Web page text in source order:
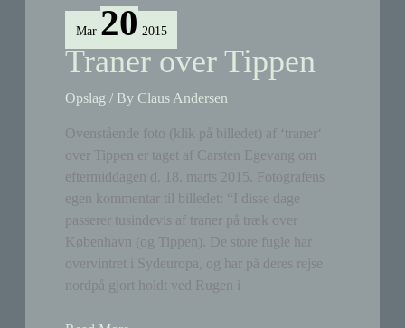
Sommerfugleengen
Mar 20 2015
Traner over Tippen
Opslag / ByClaus Andersen
Ovenstående foto (klik på billedet) af ‘traner‘
over Tippen er taget af Carsten Egevang om
eftermiddagen d. 18. marts 2015. Fotografens
egen kommentar til billedet: “I disse dage
passerer tusindevis af traner på træk over
København (og Tippen). De store fugle har
overvintret i Sydeuropa, og har på deres rejse
nordpå gjort holdt ved Rugen i